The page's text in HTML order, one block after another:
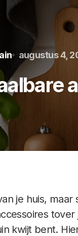
augustus 4,
je huis,
kwijt bent.